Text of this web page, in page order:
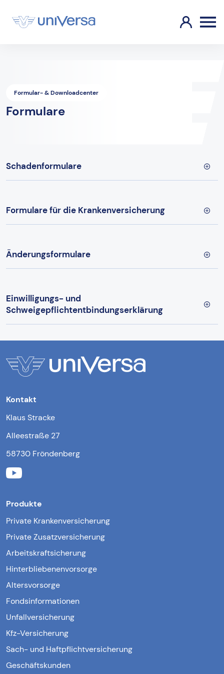
Formular- & Downloadcenter
Formulare
Schadenformulare
Formulare für die Krankenversicherung
Änderungsformulare
Einwilligungs- und
Schweigepflichtentbindungserklärung
Kontakt
Klaus Stracke
Alleestraße 27
58730 Fröndenberg
Produkte
Private Krankenversicherung
Private Zusatzversicherung
Arbeitskraftsicherung
Hinterbliebenenvorsorge
Altersvorsorge
Fondsinformationen
Unfallversicherung
Kfz-Versicherung
Sach- und Haftpflichtversicherung
Geschäftskunden